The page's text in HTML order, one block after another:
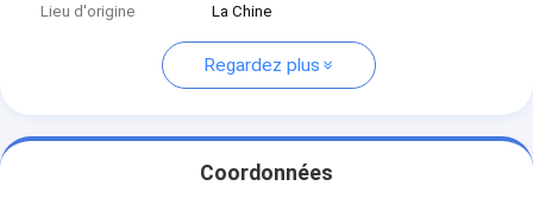
Lieu d'origine
La Chine
Regardez plus
Coordonnées